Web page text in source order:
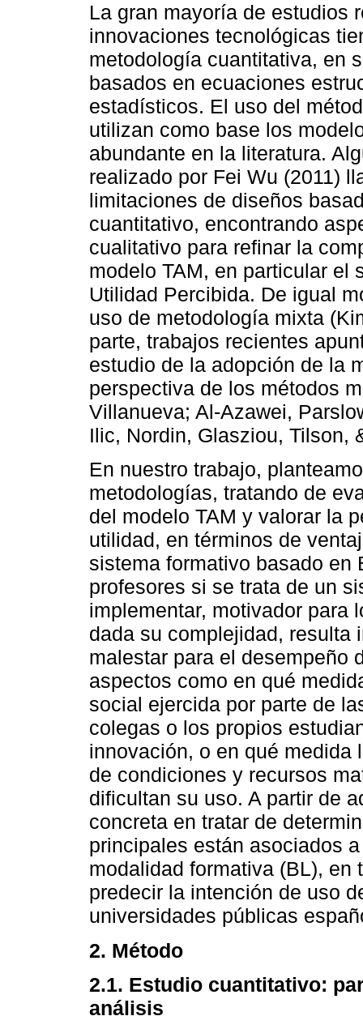
La gran mayoría de estudios
innovaciones tecnológicas
metodología cuantitativa, en
basados en ecuaciones
estadísticos. El uso del
utilizan como base los
abundante en la literatura.
realizado por Fei Wu (2011)
limitaciones de diseños
cuantitativo, encontrando
cualitativo para refinar la
modelo TAM, en particular el
Utilidad Percibida. De igual
uso de metodología mixta
parte, trabajos recientes
estudio de la adopción de la
perspectiva de los métodos
Villanueva; Al-Azawei,
Ilic, Nordin, Glasziou, Tilson,
En nuestro trabajo,
metodologías, tratando de
del modelo TAM y valorar la
utilidad, en términos de
sistema formativo basado en
profesores si se trata de un
implementar, motivador para
dada su complejidad, resulta
malestar para el desempeño
aspectos como en qué
social ejercida por parte de
colegas o los propios
innovación, o en qué medida
de condiciones y recursos
dificultan su uso. A partir de
concreta en tratar de
principales están asociados
modalidad formativa (BL), en
predecir la intención de uso
universidades públicas
2. Método
2.1. Estudio cuantitativo:
análisis